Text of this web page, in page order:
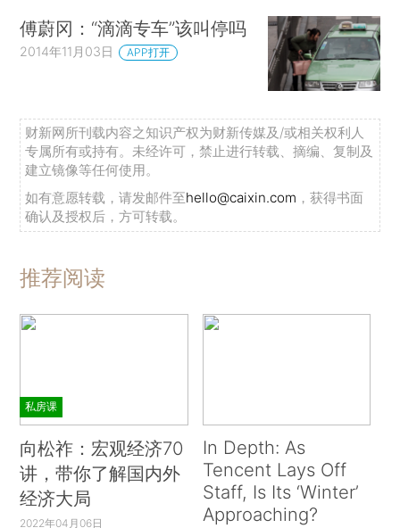
傅蔚冈：“滴滴专车”该叫停吗
2014年11月03日 APP打开
财新网所刊载内容之知识产权为财新传媒及/或相关权利人
专属所有或持有。未经许可，禁止进行转载、摘编、复制及
建立镜像等任何使用。
如有意愿转载，请发邮件至hello@caixin.com ，获得书面
确认及授权后，方可转载。
推荐阅读
私房课
向松祚：宏观经济70
讲，带你了解国内外
经济大局
2022年04月06日
In Depth: As
Tencent Lays Off
Staff, Is Its ‘Winter’
Approaching?